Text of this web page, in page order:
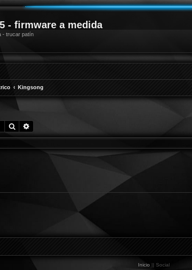
- firmware a medida
- trucar patín
Kingsong
Buscar
Inicio || Social